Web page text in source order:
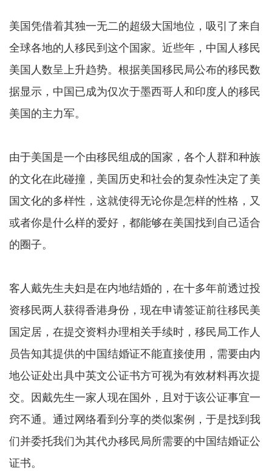
美国凭借着其独一无二的超级大国地位，吸引了来自
全球各地的人移民到这个国家。近些年，中国人移民
美国人数呈上升趋势。根据美国移民局公布的移民数
据显示，中国已成为仅次于墨西哥人和印度人的移民
美国的主力军。
由于美国是一个由移民组成的国家，各个人群和种族
的文化在此碰撞，美国历史和社会的复杂性决定了美
国文化的多样性，这就使得无论你是怎样的性格，又
或者你是什么样的爱好，都能够在美国找到自己适合
的圈子。
客人戴先生夫妇是在内地结婚的，在十多年前透过投
资移民两人获得香港身份，现在申请签证前往移民美
国定居，在提交资料办理相关手续时，移民局工作人
员告知其提供的中国结婚证不能直接使用，需要由内
地公证处出具中英文公证书方可视为有效材料再次提
交。因戴先生一家人现在国外，且对于该公证事宜一
窍不通。通过网络看到分享的类似案例，于是找到我
们并委托我们为其代办移民局所需要的中国结婚证公
证书。